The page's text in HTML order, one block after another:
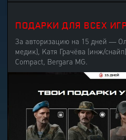
ПОДАРКИ ДЛЯ ВСЕХ
За авторизацию на 15 дней —
медик), Катя Грачёва (инж/
Compact, Bergara MG.